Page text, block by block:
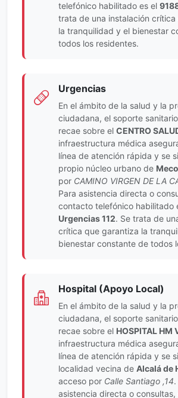
telefónico habilitado es el
trata de una instalación
la tranquilidad y el bienestar
todos los residentes.
Urgencias
En el ámbito de la salud y la
ciudadana, el soporte
recae sobre el CENTRO
infraestructura médica
línea de atención rápida y se
propio núcleo urbano de Meco
por CAMINO VIRGEN DE LA
Para asistencia directa o
contacto telefónico habilitado
Urgencias 112. Se trata de
crítica que garantiza la
bienestar constante de todos
Hospital (Apoyo Local)
En el ámbito de la salud y la
ciudadana, el soporte
recae sobre el HOSPITAL HM
infraestructura médica
línea de atención rápida y se
localidad vecina de Alcalá de
acceso por Calle Santiago ,14
asistencia directa o